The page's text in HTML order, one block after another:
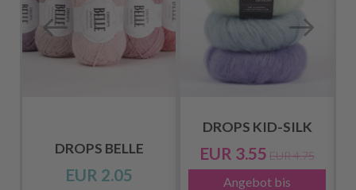
DROPS BELLE
EUR 2.05
DROPS KID-SILK
EUR 3.55 EUR 4.75
Angebot bis